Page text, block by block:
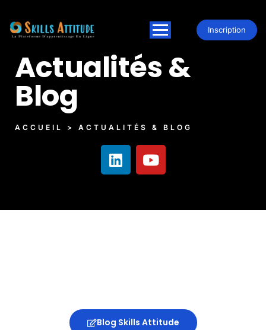
Inscription
Actualités &
Blog
ACCUEIL > ACTUALITÉS & BLOG
Blog Skills Attitude